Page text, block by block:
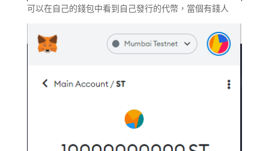
可以在自己的錢包中看到自己發行的代幣，當個有錢人